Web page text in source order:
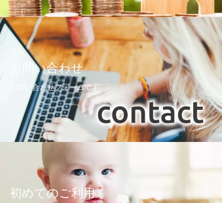
お問い合わせ
お問い合わせフォームです
初めてのご利用